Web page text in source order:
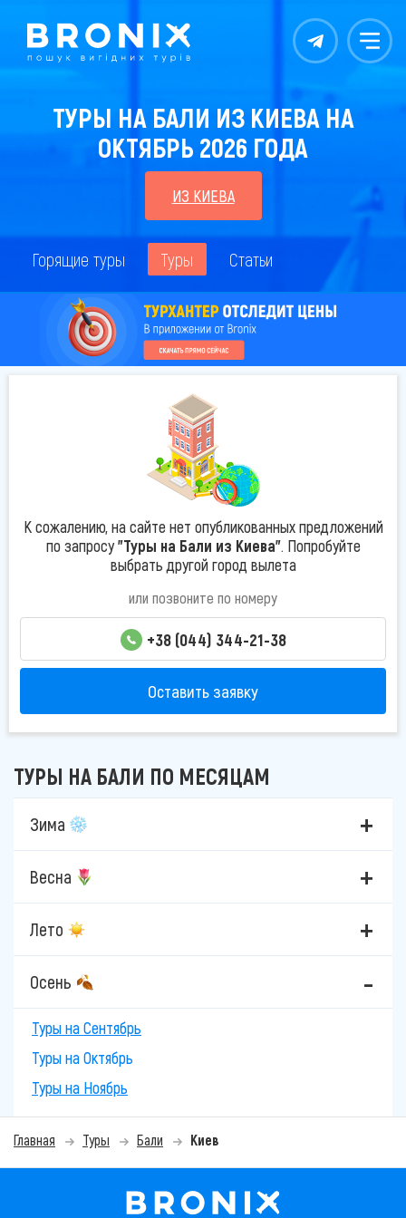
Контакты Меню
ТУРЫ НА БАЛИ ИЗ КИЕВА НА
ОКТЯБРЬ 2026 ГОДА
ИЗ КИЕВА
Горящие туры Туры Статьи
К сожалению, на сайте нет опубликованных предложений
по запросу"Туры на Бали из Киева". Попробуйте
выбрать другой город вылета
или позвоните по номеру
+38 (044) 344-21-38
Оставить заявку
ТУРЫ НА БАЛИ ПО МЕСЯЦАМ
Зима
Весна
Лето
Осень
Туры на Сентябрь
Туры на Октябрь
Туры на Ноябрь
Главная Туры Бали Киев